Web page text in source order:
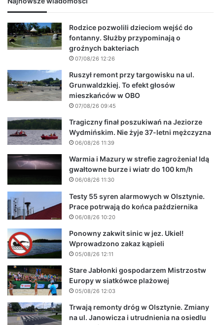
Rodzice pozwolili dzieciom wejść do
fontanny. Służby przypominają o
groźnych bakteriach
07/08/26 12:26
Ruszył remont przy targowisku na ul.
Grunwaldzkiej. To efekt głosów
mieszkańców w OBO
07/08/26 09:45
Tragiczny finał poszukiwań na Jeziorze
Wydmińskim. Nie żyje 37-letni mężczyzna
06/08/26 11:39
Warmia i Mazury w strefie zagrożenia! Idą
gwałtowne burze i wiatr do 100 km/h
06/08/26 11:30
Testy 55 syren alarmowych w Olsztynie.
Prace potrwają do końca października
06/08/26 10:20
Ponowny zakwit sinic w jez. Ukiel!
Wprowadzono zakaz kąpieli
05/08/26 12:11
Stare Jabłonki gospodarzem Mistrzostw
Europy w siatkówce plażowej
05/08/26 12:03
Trwają remonty dróg w Olsztynie. Zmiany
na ul. Janowicza i utrudnienia na osiedlu